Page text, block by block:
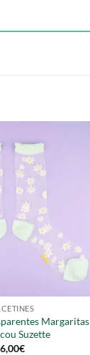
Margaritas
Suzette
€